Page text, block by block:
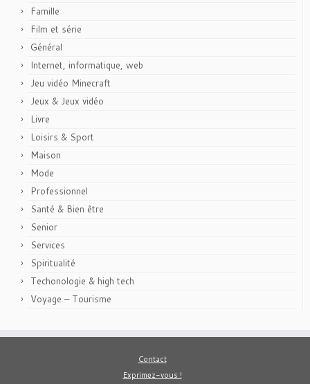
Famille
Film et série
Général
Internet, informatique, web
Jeu vidéo Minecraft
Jeux & Jeux vidéo
Livre
Loisirs & Sport
Maison
Mode
Professionnel
Santé & Bien être
Senior
Services
Spiritualité
Techonologie & high tech
Voyage – Tourisme
Contact
Exprimez-vous !